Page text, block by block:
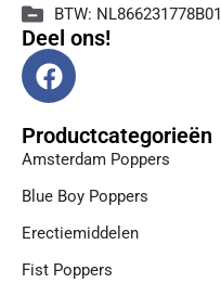
BTW: NL866231778B01
Deel ons!
F
a
e
b
o
o
Productcategorieën
Amsterdam Poppers
Blue Boy Poppers
Erectiemiddelen
Fist Poppers